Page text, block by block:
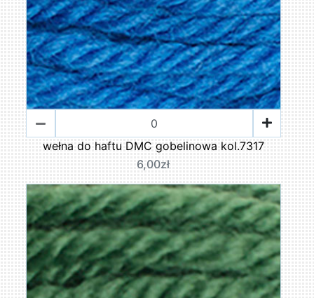
wełna do haftu DMC gobelinowa kol.7317
6,00zł